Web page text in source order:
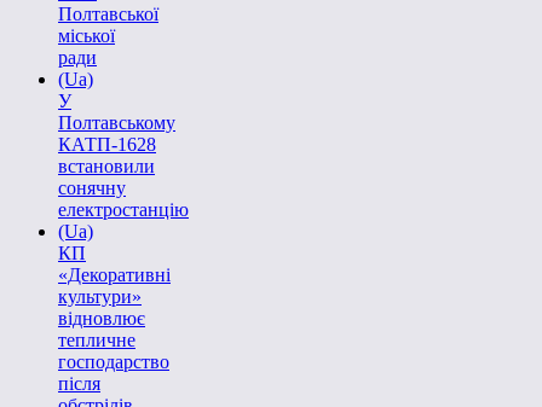
Полтавської
міської
ради
(Ua)
У
Полтавському
КАТП-1628
встановили
сонячну
електростанцію
(Ua)
КП
«Декоративні
культури»
відновлює
тепличне
господарство
після